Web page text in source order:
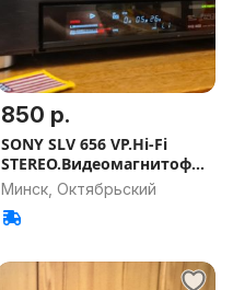
850 р.
SONY SLV 656 VP.Hi-Fi
STEREO.Видеомагнитофон
.Минск, Октябрьский